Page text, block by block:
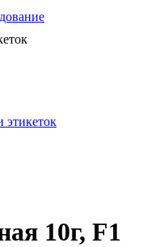
этикеток
10г, F1